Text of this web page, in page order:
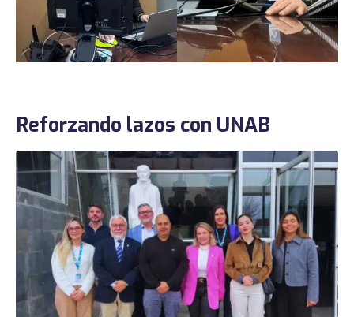
Reforzando lazos con UNAB